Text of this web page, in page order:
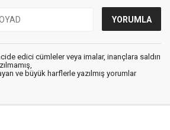
edici cümleler veya imalar, inançlara saldırı
ve büyük harflerle yazılmış yorumlar